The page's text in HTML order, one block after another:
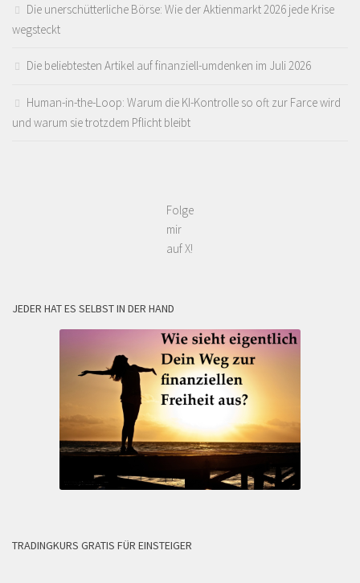
Die unerschütterliche Börse: Wie der Aktienmarkt 2026 jede Krise
wegsteckt
Die beliebtesten Artikel auf finanziell-umdenken im Juli 2026
Human-in-the-Loop: Warum die KI-Kontrolle so oft zur Farce wird
und warum sie trotzdem Pflicht bleibt
Folge
mir
auf X!
JEDER HAT ES SELBST IN DER HAND
TRADINGKURS GRATIS FÜR EINSTEIGER